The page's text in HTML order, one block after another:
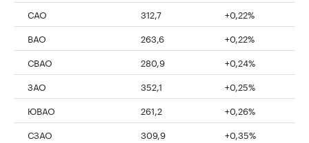
САО
312,7
+0,22%
ВАО
263,6
+0,22%
СВАО
280,9
+0,24%
ЗАО
352,1
+0,25%
ЮВАО
261,2
+0,26%
СЗАО
309,9
+0,35%